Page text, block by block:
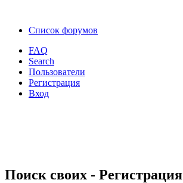
Список форумов
FAQ
Search
Пользователи
Регистрация
Вход
Поиск своих - Регистрация